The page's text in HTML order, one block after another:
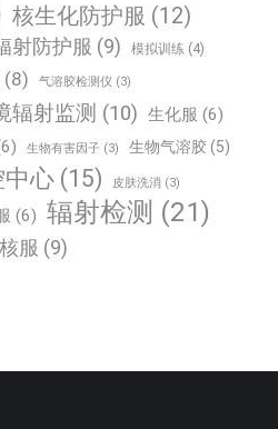
核生化防护服 (12)
射防护服 (9) 模拟训练 (4)
(8) 气溶胶检测仪 (3)
辐射监测 (10) 生化服 (6)
生物有害因子 (3) 生物气溶胶(5)
心 (15) 皮肤洗消 (3)
(6) 辐射检测 (21)
服 (9)